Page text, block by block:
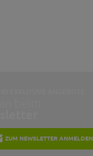
ZUM NEWSLETTER ANMELDEN